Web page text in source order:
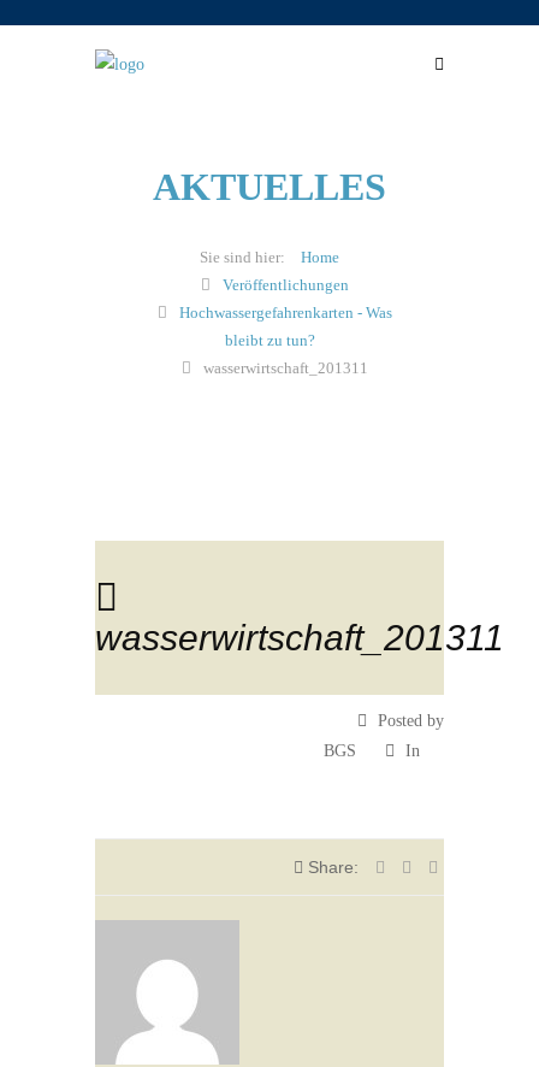
AKTUELLES
Home
Veröffentlichungen
Hochwassergefahrenkarten - Was
bleibt zu tun?
wasserwirtschaft_201311
wasserwirtschaft_201311
Posted by
BGS
In
Share: